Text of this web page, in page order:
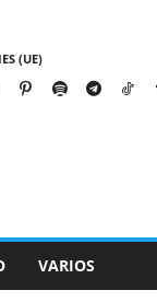
(UE)
VARIOS